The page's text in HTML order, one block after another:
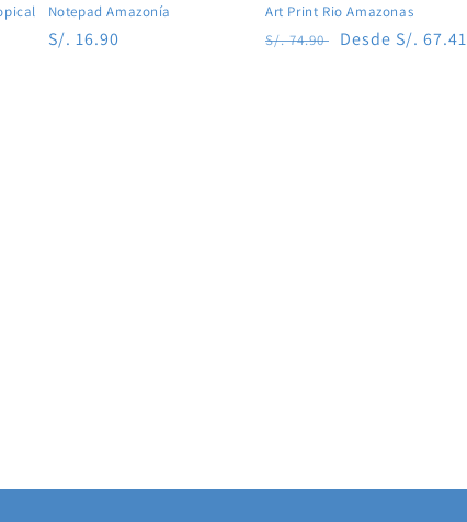
Notepad Amazonía
Precio
S/. 16.90
Art Print Rio Amazonas
Precio
S/. 74.90
Precio
Desde S/. 67.41